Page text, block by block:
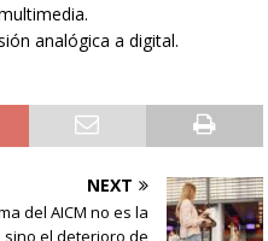
analógica a digital.
NEXT
del AICM no es la
sino el deterioro de